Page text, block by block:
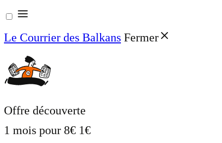
Aller
au
contenu
Le Courrier des Balkans Fermer
Offre découverte
1 mois pour 8€ 1€